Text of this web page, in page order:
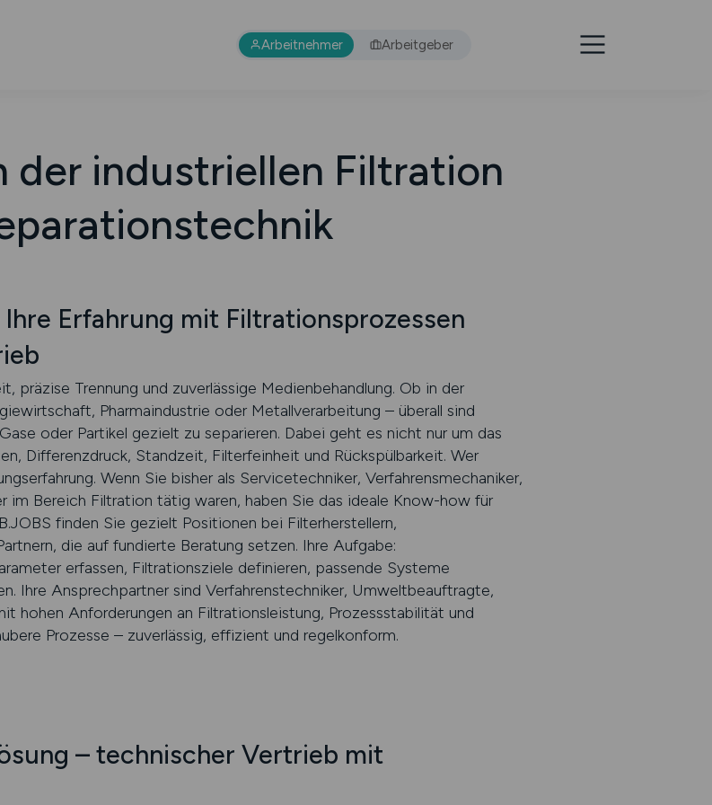
Arbeitnehmer Arbeitgeber
der industriellen Filtration
Erfahrung mit Filtrationsprozessen
präzise Trennung und zuverlässige Medienbehandlung. Ob in der
Pharmaindustrie oder Metallverarbeitung – überall sind
oder Partikel gezielt zu separieren. Dabei geht es nicht nur um das
Differenzdruck, Standzeit, Filterfeinheit und Rückspülbarkeit. Wer
Wenn Sie bisher als Servicetechniker, Verfahrensmechaniker,
im Bereich Filtration tätig waren, haben Sie das ideale Know-how für
finden Sie gezielt Positionen bei Filterherstellern,
die auf fundierte Beratung setzen. Ihre Aufgabe:
erfassen, Filtrationsziele definieren, passende Systeme
Ihre Ansprechpartner sind Verfahrenstechniker, Umweltbeauftragte,
hohen Anforderungen an Filtrationsleistung, Prozessstabilität und
Prozesse – zuverlässig, effizient und regelkonform.
– technischer Vertrieb mit